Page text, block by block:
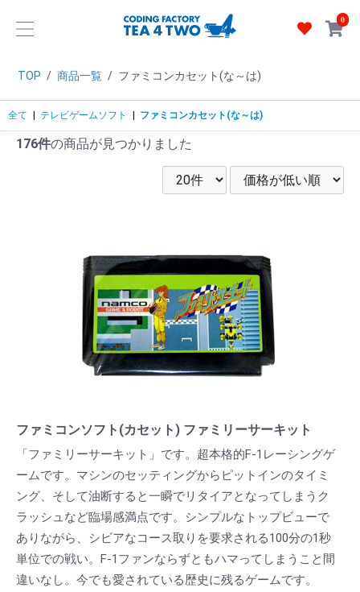
0
TOP / 商品一覧 / ファミコンカセット(な～は)
全て テレビゲームソフト ファミコンカセット(な～は)
176件の商品が見つかりました
ファミコンソフト(カセット) ファミリーサーキット
「ファミリーサーキット」です。超本格的F-1レーシングゲ
ームです。マシンのセッティングからピットインのタイミ
ング、そして油断すると一瞬でリタイアとなってしまうク
ラッシュなど臨場感満点です。シンプルなトップビューで
ありながら、シビアなコース取りを要求される100分の1秒
単位での戦い。F-1ファンならずともハマってしまうこと間
違いなし。今でも愛されている歴史に残るゲームです。